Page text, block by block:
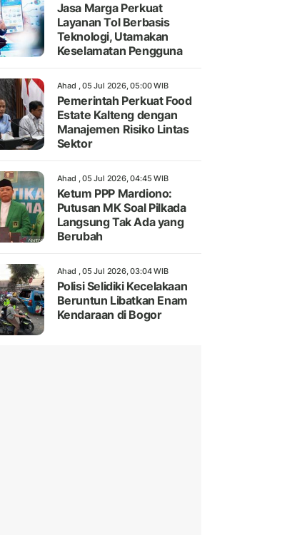
Jasa Marga Perkuat
Layanan Tol Berbasis
Teknologi, Utamakan
Keselamatan Pengguna
Ahad , 05 Jul 2026, 05:00 WIB
Pemerintah Perkuat Food
Estate Kalteng dengan
Manajemen Risiko Lintas
Sektor
Ahad , 05 Jul 2026, 04:45 WIB
Ketum PPP Mardiono:
Putusan MK Soal Pilkada
Langsung Tak Ada yang
Berubah
Ahad , 05 Jul 2026, 03:04 WIB
Polisi Selidiki Kecelakaan
Beruntun Libatkan Enam
Kendaraan di Bogor